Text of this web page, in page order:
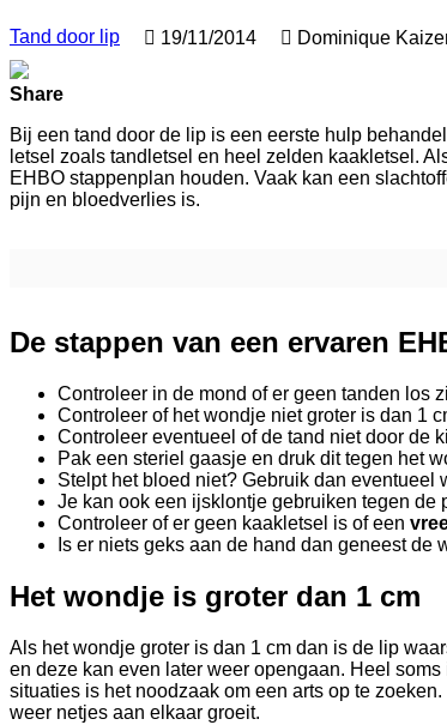
Tand door lip  19/11/2014  Dominique
Share
Bij een tand door de lip is een eerste hulp
letsel zoals tandletsel en heel zelden kaakletsel.
EHBO stappenplan houden. Vaak kan een
pijn en bloedverlies is.
De stappen van een ervaren
Controleer in de mond of er geen tanden los
Controleer of het wondje niet groter is dan 1
Controleer eventueel of de tand niet door de
Pak een steriel gaasje en druk dit tegen het
Stelpt het bloed niet? Gebruik dan eventueel
Je kan ook een ijsklontje gebruiken tegen de
Controleer of er geen kaakletsel is of een
Is er niets geks aan de hand dan geneest de
Het wondje is groter dan 1 cm
Als het wondje groter is dan 1 cm dan is de lip
en deze kan even later weer opengaan. Heel
situaties is het noodzaak om een arts op te
weer netjes aan elkaar groeit.